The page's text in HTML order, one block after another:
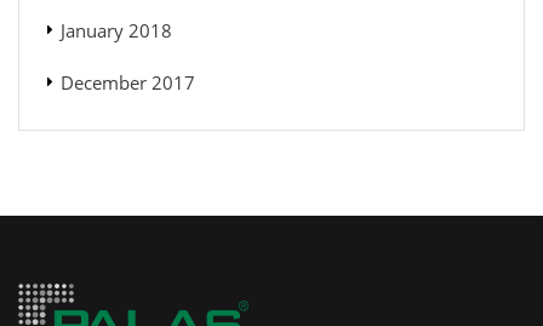
January 2018
December 2017